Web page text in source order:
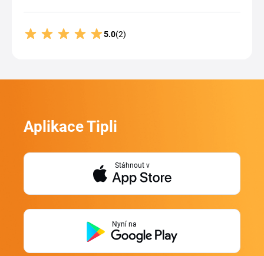
5.0(2)
Aplikace Tipli
Stáhnout v
Nyní na